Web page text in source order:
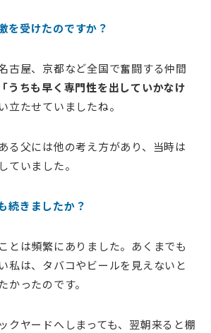
受けたのですか？
古屋、京都など全国で奮闘する仲間
「うちも早く専門性を出していかなけ
立たせていましたね。
る父には他の考え方があり、当時は
ていました。
きましたか？
とは頻繁にありました。あくまでも
私は、タバコやビールを見えないと
かったのです。
クヤードへしまっても、翌朝来ると棚